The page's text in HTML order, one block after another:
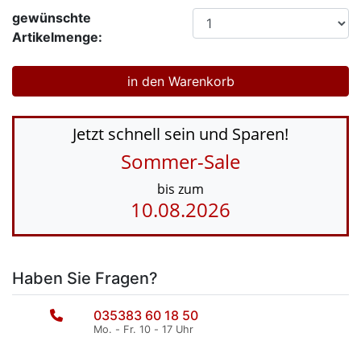
gewünschte
Artikelmenge:
Jetzt schnell sein und Sparen!
Sommer-Sale
bis zum
10.08.2026
Haben Sie Fragen?
035383 60 18 50
Mo. - Fr. 10 - 17 Uhr